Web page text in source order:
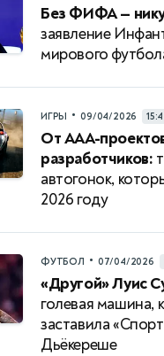
Без ФИФА —
заявление
мирового
ИГРЫ • 09/04/2026
От AAA-
разработчиков:
автогонок,
2026 году
ФУТБОЛ • 07/04/2026
«Другой» Луис
голевая машина,
заставила
Дьёкереше